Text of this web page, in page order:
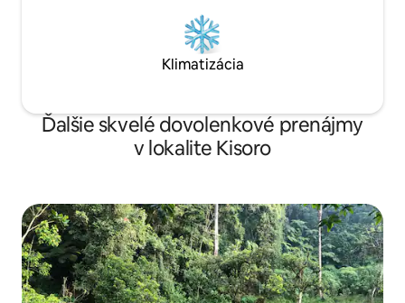
Klimatizácia
Ďalšie skvelé dovolenkové prenájmy
v lokalite Kisoro